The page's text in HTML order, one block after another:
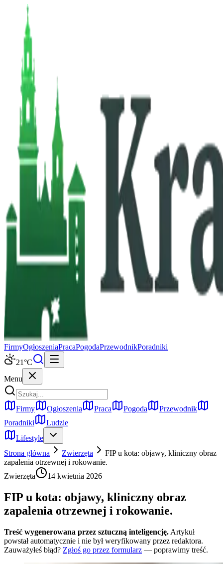
FirmyOgłoszeniaPracaPogodaPrzewodnikPoradniki
21°C
Menu
Firmy Ogłoszenia Praca Pogoda
Przewodnik
Poradniki
Ludzie
Lifestyle
Strona główna
Zwierzęta
FIP u kota: objawy, kliniczny obraz
zapalenia otrzewnej i rokowanie.
Zwierzęta
14 kwietnia 2026
FIP u kota: objawy, kliniczny obraz
zapalenia otrzewnej i rokowanie.
Treść wygenerowana przez sztuczną inteligencję. Artykuł
powstał automatycznie i nie był weryfikowany przez redaktora.
Zauważyłeś błąd? Zgłoś go przez formularz — poprawimy treść.